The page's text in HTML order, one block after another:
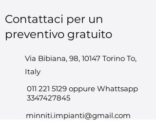
Contattaci per un
preventivo gratuito
Via Bibiana, 98, 10147 Torino To,
Italy
011 221 5129 oppure Whattsapp
3347427845
minniti.impianti@gmail.com